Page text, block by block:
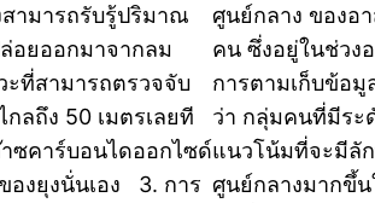
ามารถรับรู้ปริมาณ
อยออกมาจากลม
ะที่สามารถตรวจจับ
ลถึง 50 เมตรเลยที
ซคาร์บอนไดออกไซด์
องยุงนั่นเอง 3. การ
ศูนย์กลาง ของอ
คน ซึ่งอยู่ในช่ว
การตามเก็บข้อ
ว่า กลุ่มคนที่มีระ
แนวโน้มที่จะมีลั
ศูนย์กลางมากขึ้